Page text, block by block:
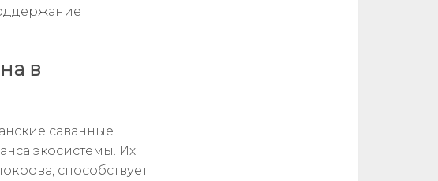
в
саванные
экосистемы. Их
способствует